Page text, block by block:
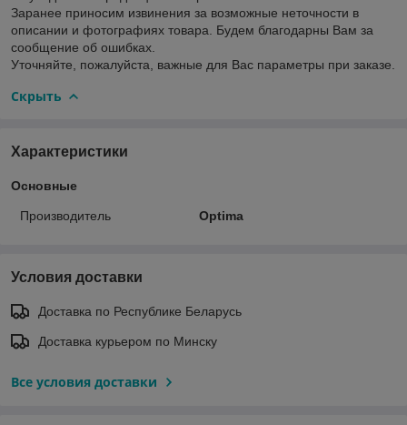
Заранее приносим извинения за возможные неточности в
описании и фотографиях товара. Будем благодарны Вам за
сообщение об ошибках.
Уточняйте, пожалуйста, важные для Вас параметры при заказе.
Скрыть
Характеристики
Основные
Производитель Optima
Условия доставки
Доставка по Республике Беларусь
Доставка курьером по Минску
Все условия доставки